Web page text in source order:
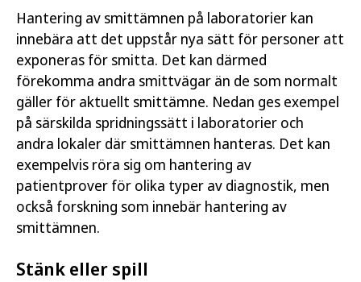
Hantering av smittämnen på laboratorier kan
innebära att det uppstår nya sätt för personer att
exponeras för smitta. Det kan därmed
förekomma andra smittvägar än de som normalt
gäller för aktuellt smittämne. Nedan ges exempel
på särskilda spridningssätt i laboratorier och
andra lokaler där smittämnen hanteras. Det kan
exempelvis röra sig om hantering av
patientprover för olika typer av diagnostik, men
också forskning som innebär hantering av
smittämnen.
Stänk eller spill